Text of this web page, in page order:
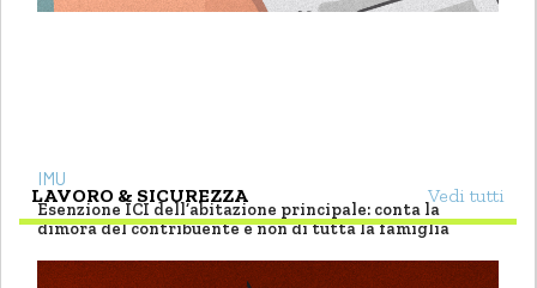
IMU
Esenzione ICI dell’abitazione principale: conta la
dimora del contribuente e non di tutta la famiglia
di Salvatore Servidio
LAVORO & SICUREZZA Vedi tutti